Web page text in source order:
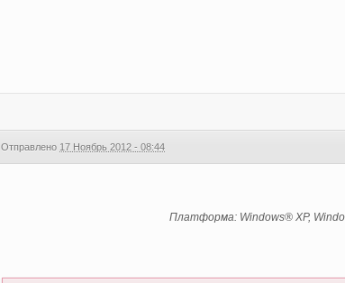
Отправлено 17 Ноябрь 2012 - 08:44
Платформа: Windows® XP,